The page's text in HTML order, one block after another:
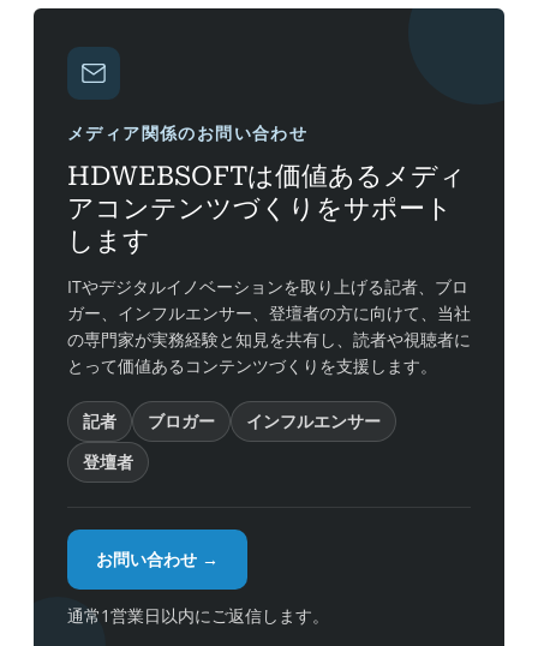
メディア関係のお問い合わせ
HDWEBSOFTは価値あるメディ
アコンテンツづくりをサポート
します
ITやデジタルイノベーションを取り上げる記者、ブロ
ガー、インフルエンサー、登壇者の方に向けて、当社
の専門家が実務経験と知見を共有し、読者や視聴者に
とって価値あるコンテンツづくりを支援します。
記者 ブロガー
インフルエンサー
登壇者
お問い合わせ →
通常1営業日以内にご返信します。